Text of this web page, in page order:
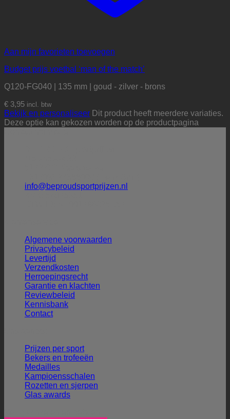
Aan mijn favorieten toevoegen
Budget prijs voetbal ‘man of the match’
Q120-FG040 | 135 mm | goud - zilver - brons
€ 3,95 incl. btw
Bekijk en personaliseer Dit product heeft meerdere variaties.
Deze optie kan gekozen worden op de productpagina
info@beproudsportprijzen.nl
Algemene voorwaarden
Privacybeleid
Levertijd
Verzendkosten
Herroepingsrecht
Garantie en klachten
Reviewbeleid
Kennisbank
Contact
Prijzen per sport
Bekers en trofeeën
Medailles
Kampioensschalen
Rozetten en sjerpen
Glas awards